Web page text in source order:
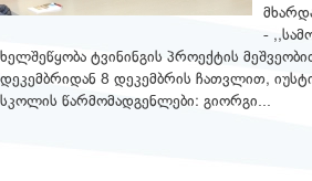
-
ხელშეწყობა ტვინინგის პროექტის
დეკემბრიდან 8 დეკემბრის ჩათვლით,
სკოლის წარმომადგენლები: გიორგი...